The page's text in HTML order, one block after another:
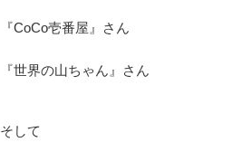
『CoCo壱番屋』さん
『世界の山ちゃん』さん
そして